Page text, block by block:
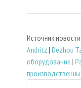
Источник новости:
Andritz | Dezhou
оборудование |